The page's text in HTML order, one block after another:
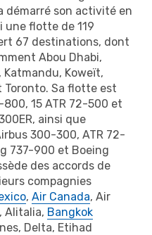
démarré son activité en
une flotte de 119
67 destinations, dont
Abou Dhabi,
Katmandu, Koweït,
Toronto. Sa flotte est
800, 15 ATR 72-500 et
ainsi que
300-300, ATR 72-
737-900 et Boeing
des accords de
compagnies
, Air Canada, Air
Alitalia, Bangkok
Delta, Etihad